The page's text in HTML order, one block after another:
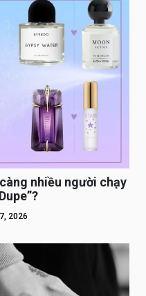
nhiều người chạy
2026